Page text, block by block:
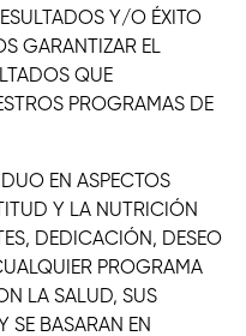
Y/O ÉXITO
GARANTIZAR EL
QUE
PROGRAMAS DE
EN ASPECTOS
Y LA NUTRICIÓN
DEDICACIÓN, DESEO
PROGRAMA
LA SALUD, SUS
SE BASARAN EN